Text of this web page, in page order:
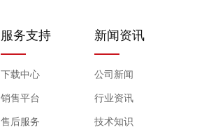
服务支持
下载中心
销售平台
售后服务
新闻资讯
公司新闻
行业资讯
技术知识